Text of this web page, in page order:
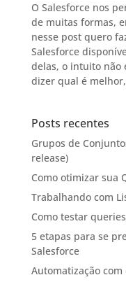
O Salesforce nos
de muitas formas,
nesse post quero
Salesforce
delas, o intuito não
dizer qual é
Posts recentes
Grupos de
release)
Como otimizar sua
Trabalhando com
Como testar
5 etapas para se
Salesforce
Automatização com